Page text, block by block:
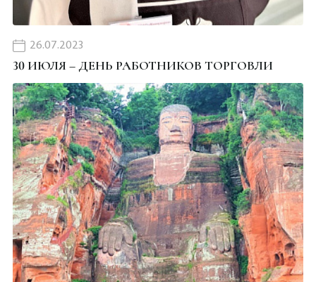
26.07.2023
30 ИЮЛЯ – ДЕНЬ РАБОТНИКОВ ТОРГОВЛИ